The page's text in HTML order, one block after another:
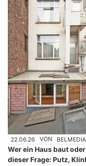
22.06.26 VON
Wer ein Haus baut
dieser Frage: Putz,